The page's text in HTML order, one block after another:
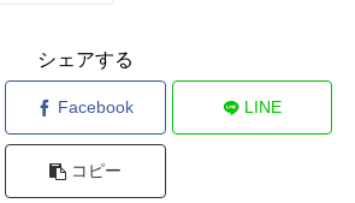
シェアする
Facebook LINE
コピー